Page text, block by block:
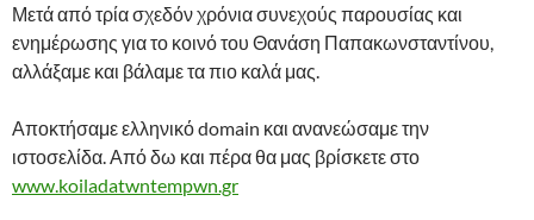
Μετά από τρία σχεδόν χρόνια συνεχούς παρουσίας και
ενημέρωσης για το κοινό του Θανάση Παπακωνσταντίνου,
αλλάξαμε και βάλαμε τα πιο καλά μας.
Αποκτήσαμε ελληνικό domain και ανανεώσαμε την
ιστοσελίδα. Από δω και πέρα θα μας βρίσκετε στο
www.koiladatwntempwn.gr